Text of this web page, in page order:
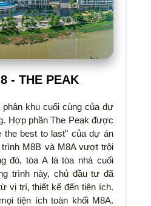
- THE PEAK
khu cuối cùng của dự
Hợp phần The Peak được
the best to last" của dự án
M8B và M8A vượt trội
đó, tòa A là tòa nhà cuối
trình này, chủ đầu tư đã
vị trí, thiết kế đến tiện ích.
tiện ích toàn khối M8A.